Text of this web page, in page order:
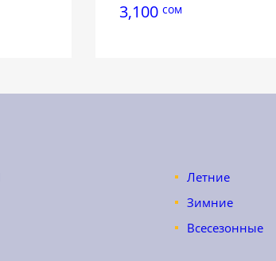
3,100 сом
Летние
Зимние
Всесезонные